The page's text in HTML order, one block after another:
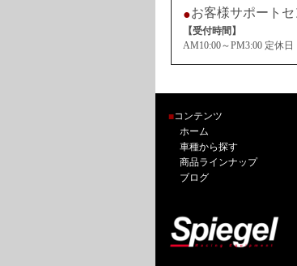
●お客様サポート
【受付時間】
AM10:00～PM3:00 定休
■コンテンツ
ホーム
車種から探す
商品ラインナップ
ブログ